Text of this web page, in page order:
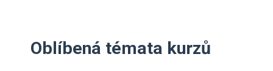
Oblíbená témata kurzů